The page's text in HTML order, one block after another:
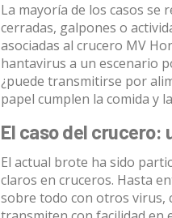
La mayoría de los casos se
cerradas, galpones o
asociadas al crucero MV
hantavirus a un escenario
¿puede transmitirse por
papel cumplen la comida y
El caso del crucero:
El actual brote ha sido
claros en cruceros. Hasta
sobre todo con otros virus,